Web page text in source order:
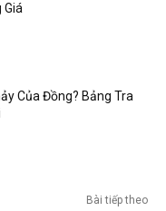
Giá
Của Đồng? Bảng Tra
Bài tiếp theo